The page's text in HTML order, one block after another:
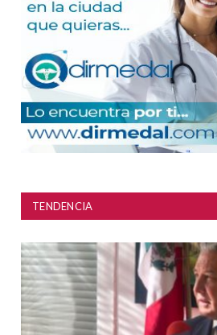
TENDENCIA